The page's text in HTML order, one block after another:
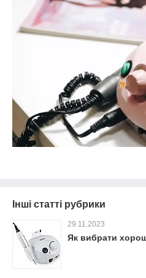
Інші статті рубрики
29.11.2023
Як вибрати